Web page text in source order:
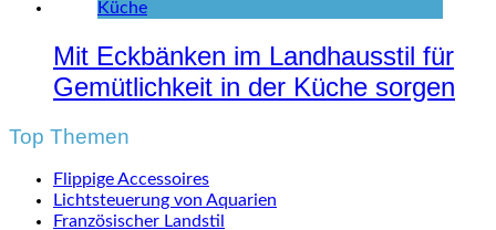
Mit Eckbänken im Landhausstil für
Gemütlichkeit in der Küche sorgen
Top Themen
Flippige Accessoires
Lichtsteuerung von Aquarien
Französischer Landstil